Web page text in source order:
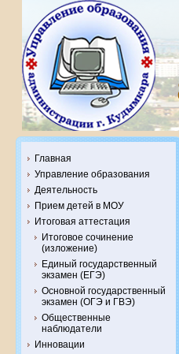
Главная
Управление образования
Деятельность
Прием детей в МОУ
Итоговая аттестация
Итоговое сочинение
(изложение)
Единый государственный
экзамен (ЕГЭ)
Основной государственный
экзамен (ОГЭ и ГВЭ)
Общественные
наблюдатели
Инновации